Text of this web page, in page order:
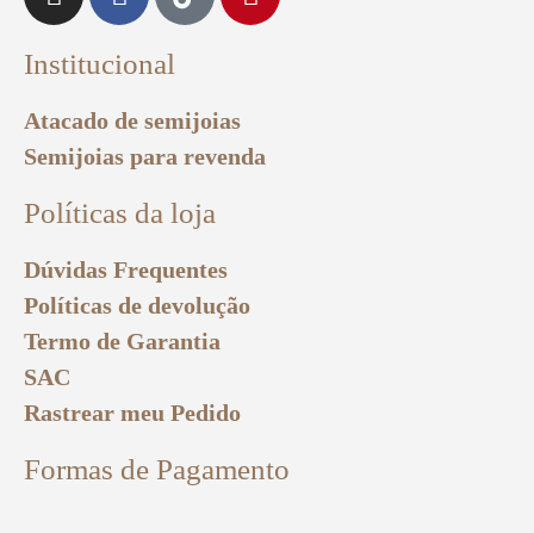
Institucional
Atacado de semijoias
Semijoias para revenda
Políticas da loja
Dúvidas Frequentes
Políticas de devolução
Termo de Garantia
SAC
Rastrear meu Pedido
Formas de Pagamento